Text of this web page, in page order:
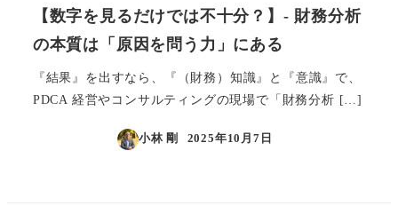
【数字を見るだけでは不十分？】- 財務分析
の本質は「原因を問う力」にある
『結果』を出すなら、『（財務）知識』と『意識』で、
PDCA 経営やコンサルティングの現場で「財務分析 […]
小林 剛
投稿日
2025年10月7日